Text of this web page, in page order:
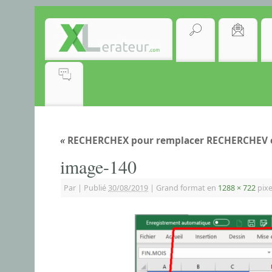
« RECHERCHEX pour remplacer
image-140
Par | Publié 30/08/2019 | Grand format en 1288 × 722